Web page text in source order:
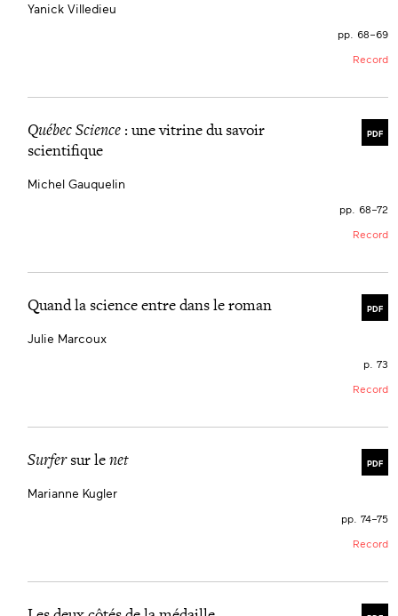
Yanick Villedieu
pp. 68–69
Record
PDF
Québec Science : une vitrine du savoir
scientifique
Michel Gauquelin
pp. 68–72
Record
PDF
Quand la science entre dans le roman
Julie Marcoux
p. 73
Record
PDF
Surfersur lenet
Marianne Kugler
pp. 74–75
Record